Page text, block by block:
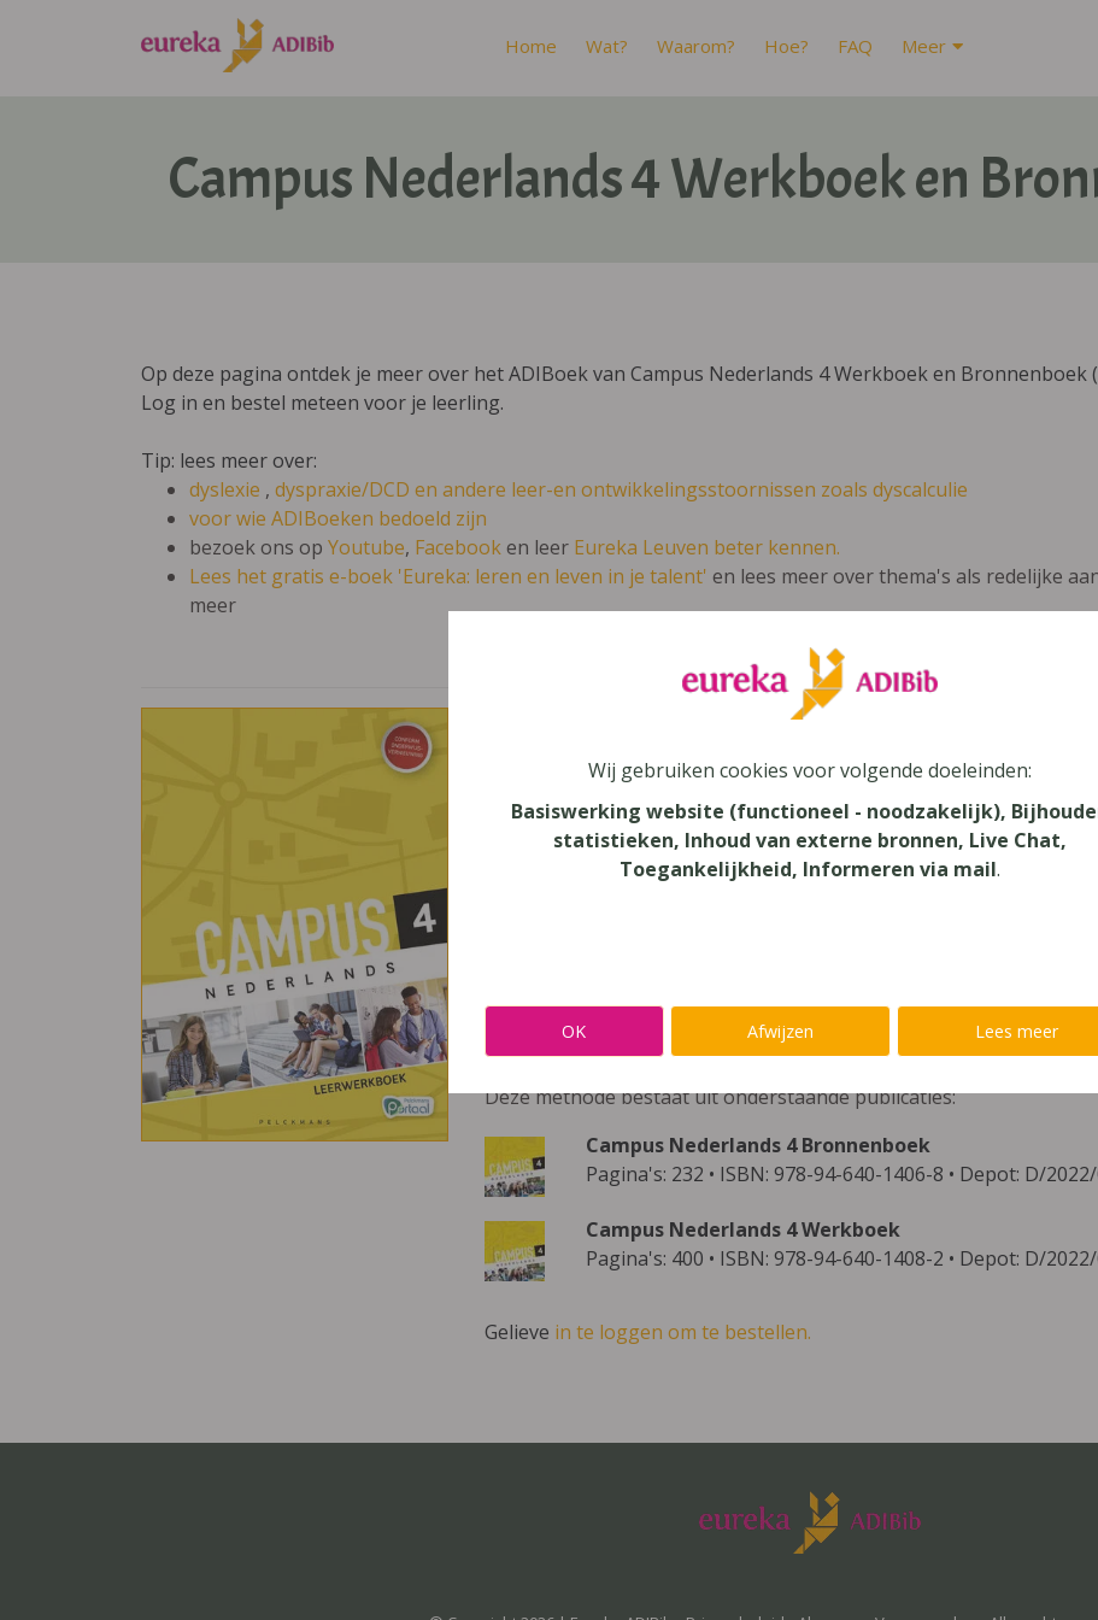
Home Wat? Waarom? Hoe? FAQ Meer
Campus Nederlands 4 Werkboek en
Op deze pagina ontdek je meer over het ADIBoek van Campus Nederlands 4 Werkboek en Bronnenboek
Log in en bestel meteen voor je leerling.
Tip: lees meer over:
dyslexie , dyspraxie/DCD en andere leer-en ontwikkelingsstoornissen zoals dyscalculie
voor wie ADIBoeken bedoeld zijn
bezoek ons op Youtube, Facebooken leer Eureka Leuven beter kennen.
Lees het gratis e-boek 'Eureka: leren en leven in je talent' en lees meer over thema's als redelijke
meer
Campus Nederlands 4 Werkboek en
Secundair Onderwijs - ASO
Uitgeverij
Pelckmans
Deze methode bestaat uit onderstaande publicaties:
Campus Nederlands 4 Bronnenboek
Pagina's: 232 • ISBN: 978-94-640-1406-8 • Depot: D/
Campus Nederlands 4 Werkboek
Pagina's: 400 • ISBN: 978-94-640-1408-2 • Depot: D/
Gelieve in te loggen om te bestellen.
Wij gebruiken cookies voor volgende doeleinden:
Basiswerking website (functioneel - noodzakelijk),
statistieken, Inhoud van externe bronnen, Live Chat,
Toegankelijkheid, Informeren via mail.
OK Afwijzen Lees meer